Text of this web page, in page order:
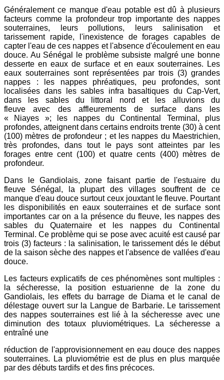
Généralement ce manque d'eau potable est dû à plusieurs
facteurs comme la profondeur trop importante des nappes
souterraines, leurs pollutions, leurs salinisation et
tarissement rapide, l'inexistence de forages capables de
capter l'eau de ces nappes et l'absence d'écoulement en eau
douce. Au Sénégal le problème subsiste malgré une bonne
desserte en eaux de surface et en eaux souterraines. Les
eaux souterraines sont représentées par trois (3) grandes
nappes : les nappes phréatiques, peu profondes, sont
localisées dans les sables infra basaltiques du Cap-Vert,
dans les sables du littoral nord et les alluvions du
fleuve avec des affleurements de surface dans les
« Niayes »; les nappes du Continental Terminal, plus
profondes, atteignent dans certains endroits trente (30) à cent
(100) mètres de profondeur ; et les nappes du Maestrichien,
très profondes, dans tout le pays sont atteintes par les
forages entre cent (100) et quatre cents (400) mètres de
profondeur.
Dans le Gandiolais, zone faisant partie de l'estuaire du
fleuve Sénégal, la plupart des villages souffrent de ce
manque d'eau douce surtout ceux jouxtant le fleuve. Pourtant
les disponibilités en eaux souterraines et de surface sont
importantes car on a la présence du fleuve, les nappes des
sables du Quaternaire et les nappes du Continental
Terminal. Ce problème qui se pose avec acuité est causé par
trois (3) facteurs : la salinisation, le tarissement dés le début
de la saison sèche des nappes et l'absence de vallées d'eau
douce.
Les facteurs explicatifs de ces phénomènes sont multiples :
la sécheresse, la position estuarienne de la zone du
Gandiolais, les effets du barrage de Diama et le canal de
délestage ouvert sur la Langue de Barbarie. Le tarissement
des nappes souterraines est lié à la sécheresse avec une
diminution des totaux pluviométriques. La sécheresse a
entraîné une
réduction de l'approvisionnement en eau douce des nappes
souterraines. La pluviométrie est de plus en plus marquée
par des débuts tardifs et des fins précoces.